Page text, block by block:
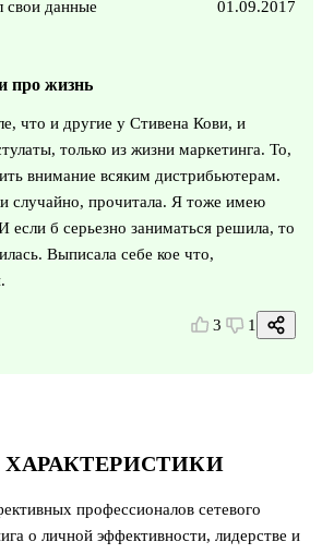
профессионалов сетевого
о личной эффективности, лидерстве и
свои данные 01.09.2017
про жизнь
что и другие у Стивена Кови, и
только из жизни маркетинга. То,
внимание всяким дистрибьютерам.
случайно, прочитала. Я тоже имею
если б серьезно заниматься решила, то
Выписала себе кое что,
3 1